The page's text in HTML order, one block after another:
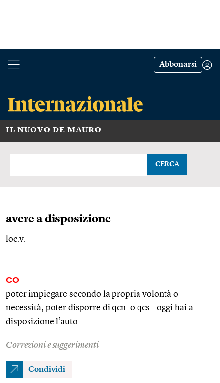
Abbonarsi
IL NUOVO DE MAURO
CERCA
avere a disposizione
loc.v.
CO
poter impiegare secondo la propria volontà o
necessità, poter disporre di qcn. o qcs. : oggi hai a
disposizione l’auto
Correzioni e suggerimenti
Condividi